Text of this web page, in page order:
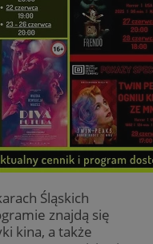
Śląskich
znajdą się
kina, a także